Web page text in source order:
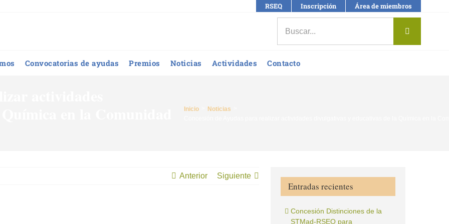
RSEQ Inscripción Área de miembros
Convocatorias de ayudas Premios Noticias Actividades Contacto
Inicio
Noticias
Anterior Siguiente
Entradas recientes
Concesión Distinciones de la
STMad-RSEQ para